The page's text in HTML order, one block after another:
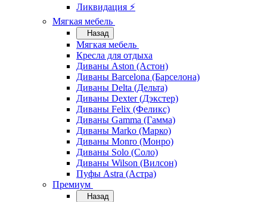
Ликвидация ⚡
Мягкая мебель
Назад
Мягкая мебель
Кресла для отдыха
Диваны Aston (Астон)
Диваны Barcelona (Барселона)
Диваны Delta (Дельта)
Диваны Dexter (Дэкстер)
Диваны Felix (Феликс)
Диваны Gamma (Гамма)
Диваны Marko (Марко)
Диваны Monro (Монро)
Диваны Solo (Соло)
Диваны Wilson (Вилсон)
Пуфы Astra (Астра)
Премиум
Назад